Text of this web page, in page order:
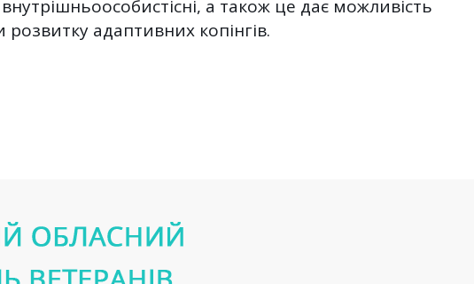
а також це дає можливість
адаптивних копінгів.